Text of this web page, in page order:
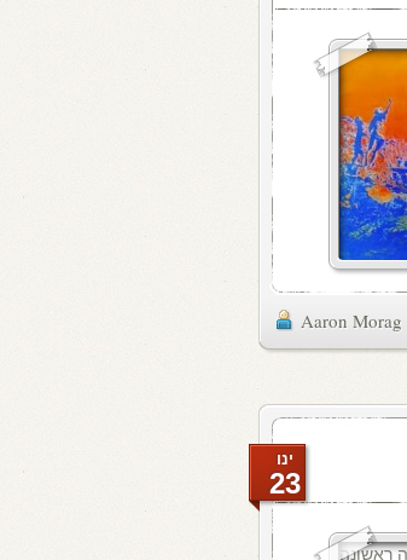
Aaron Morag
ינו
23